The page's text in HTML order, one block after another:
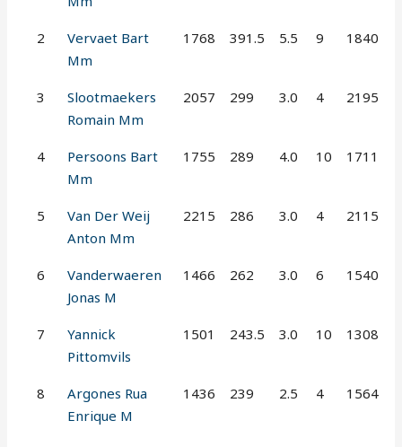
2
Vervaet Bart
Mm
1768 391.5 5.5 9 1840
3
Slootmaekers
Romain Mm
2057 299 3.0 4 2195
4
Persoons Bart
Mm
1755 289 4.0 10 1711
5
Van Der Weij
Anton Mm
2215 286 3.0 4 2115
6
Vanderwaeren
Jonas M
1466 262 3.0 6 1540
7
Yannick
Pittomvils
1501 243.5 3.0 10 1308
8
Argones Rua
Enrique M
1436 239 2.5 4 1564